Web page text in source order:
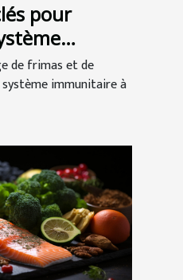
pour
période
de frimas et de
immunitaire à